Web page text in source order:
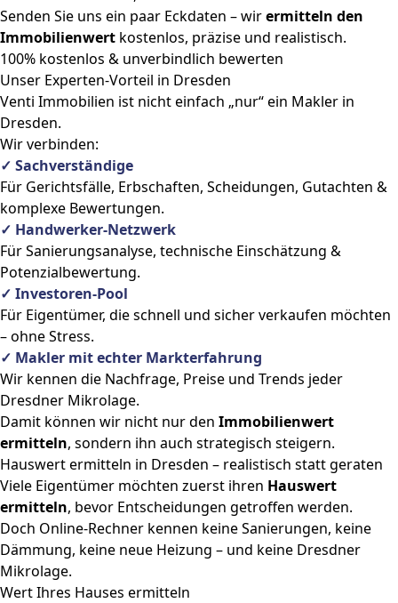
Senden Sie uns ein paar Eckdaten – wirermitteln den
Immobilienwert kostenlos, präzise und realistisch.
100% kostenlos & unverbindlich bewerten
Unser Experten-Vorteil in Dresden
Venti Immobilien ist nicht einfach „nur“ ein Makler in
Dresden.
Wir verbinden:
✓ Sachverständige
Für Gerichtsfälle, Erbschaften, Scheidungen, Gutachten &
komplexe Bewertungen.
✓ Handwerker-Netzwerk
Für Sanierungsanalyse, technische Einschätzung &
Potenzialbewertung.
✓ Investoren-Pool
Für Eigentümer, die schnell und sicher verkaufen möchten
– ohne Stress.
✓ Makler mit echter Markterfahrung
Wir kennen die Nachfrage, Preise und Trends jeder
Dresdner Mikrolage.
Damit können wir nicht nur den Immobilienwert
ermitteln, sondern ihn auch strategisch steigern.
Hauswert ermitteln in Dresden – realistisch statt geraten
Viele Eigentümer möchten zuerst ihren Hauswert
ermitteln, bevor Entscheidungen getroffen werden.
Doch Online-Rechner kennen keine Sanierungen, keine
Dämmung, keine neue Heizung – und keine Dresdner
Mikrolage.
Wert Ihres Hauses ermitteln